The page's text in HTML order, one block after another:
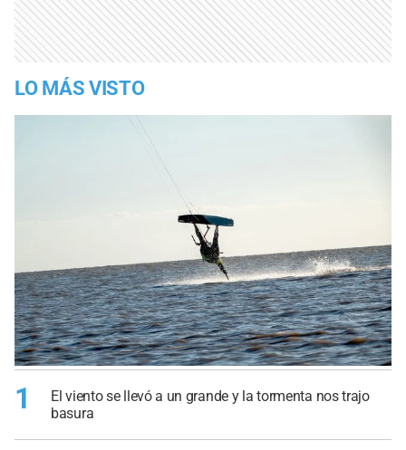
LO MÁS VISTO
1
El viento se llevó a un grande y la tormenta nos trajo
basura